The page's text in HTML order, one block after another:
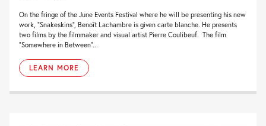
On the fringe of the June Events Festival where he will be presenting his new
work, “Snakeskins”, Benoît Lachambre is given carte blanche. He presents
two films by the filmmaker and visual artist Pierre Coulibeuf. The film
“Somewhere in Between”...
LEARN MORE